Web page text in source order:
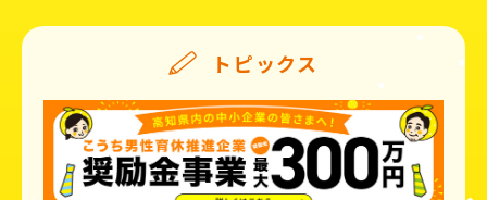
トピックス